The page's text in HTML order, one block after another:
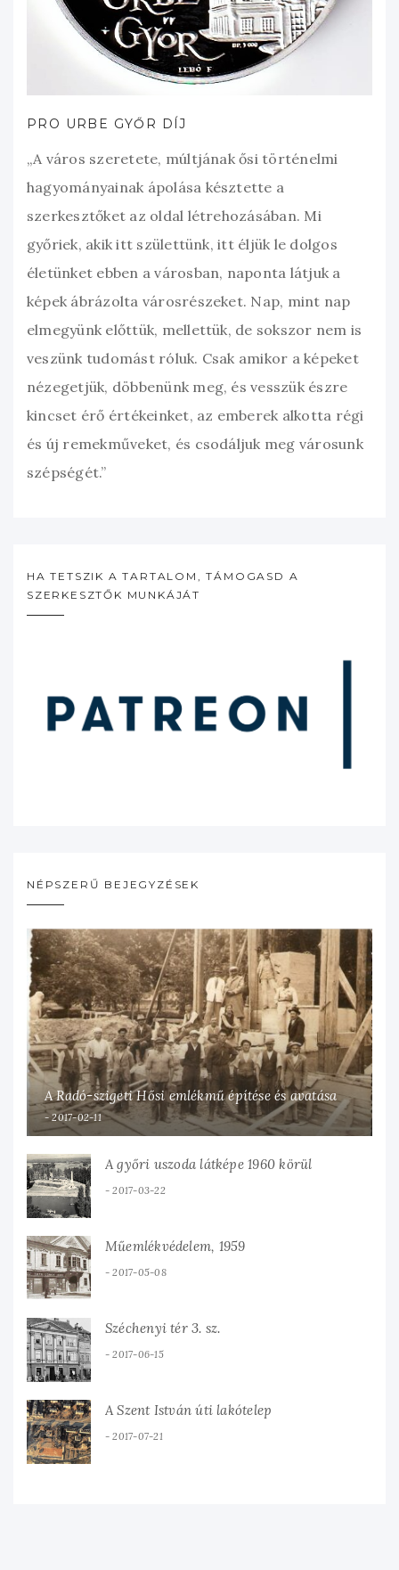
PRO URBE GYŐR DÍJ
„A város szeretete, múltjának ősi történelmi
hagyományainak ápolása késztette a
szerkesztőket az oldal létrehozásában. Mi
győriek, akik itt születtünk, itt éljük le dolgos
életünket ebben a városban, naponta látjuk a
képek ábrázolta városrészeket. Nap, mint nap
elmegyünk előttük, mellettük, de sokszor nem is
veszünk tudomást róluk. Csak amikor a képeket
nézegetjük, döbbenünk meg, és vesszük észre
kincset érő értékeinket, az emberek alkotta régi
és új remekműveket, és csodáljuk meg városunk
szépségét.”
HA TETSZIK A TARTALOM, TÁMOGASD A
SZERKESZTŐK MUNKÁJÁT
NÉPSZERŰ BEJEGYZÉSEK
A Radó-szigeti Hősi emlékmű építése és avatása
2017-02-11
A győri uszoda látképe 1960 körül
2017-03-22
Műemlékvédelem, 1959
2017-05-08
Széchenyi tér 3. sz.
2017-06-15
A Szent István úti lakótelep
2017-07-21